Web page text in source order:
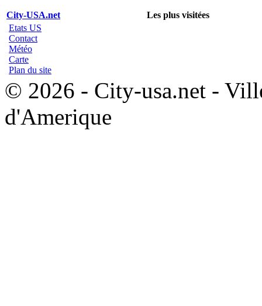
City-USA.net
Les plus visitées
Etats US
Contact
Météo
Carte
Plan du site
© 2026 - City-usa.net -
d'Amerique